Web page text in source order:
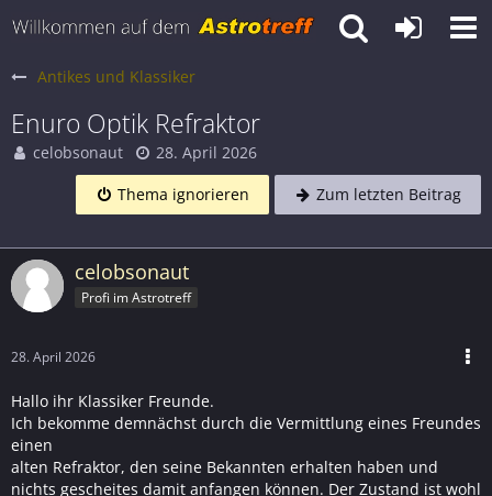
Antikes und Klassiker
Enuro Optik Refraktor
celobsonaut
28. April 2026
Thema ignorieren
Zum letzten Beitrag
celobsonaut
Profi im Astrotreff
28. April 2026
Hallo ihr Klassiker Freunde.
Ich bekomme demnächst durch die Vermittlung eines Freundes
einen
alten Refraktor, den seine Bekannten erhalten haben und
nichts gescheites damit anfangen können. Der Zustand ist wohl